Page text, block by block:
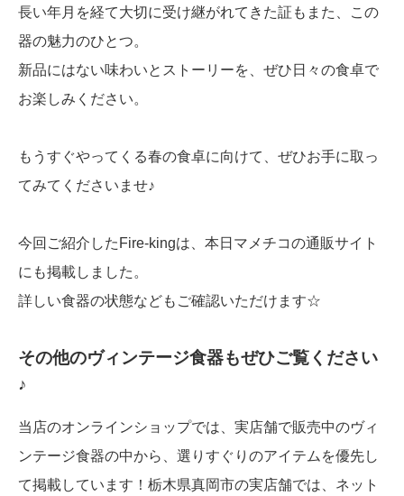
長い年月を経て大切に受け継がれてきた証もまた、この
器の魅力のひとつ。
新品にはない味わいとストーリーを、ぜひ日々の食卓で
お楽しみください。
もうすぐやってくる春の食卓に向けて、ぜひお手に取っ
てみてくださいませ♪
今回ご紹介したFire-kingは、本日マメチコの通販サイト
にも掲載しました。
詳しい食器の状態などもご確認いただけます☆
その他のヴィンテージ食器もぜひご覧ください
♪
当店のオンラインショップでは、実店舗で販売中のヴィ
ンテージ食器の中から、選りすぐりのアイテムを優先し
て掲載しています！栃木県真岡市の実店舗では、ネット